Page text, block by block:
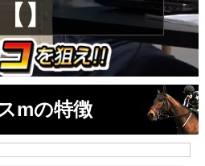
【】
mの特徴